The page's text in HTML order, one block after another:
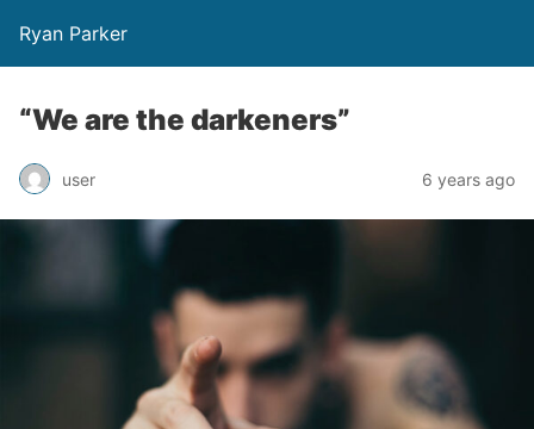
Ryan Parker
“We are the darkeners”
user 6 years ago